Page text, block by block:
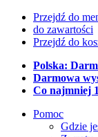
Przejdź do
do zawartości
Przejdź do
Polska:
Darmowa
Co najmniej
Pomoc
Gdzie